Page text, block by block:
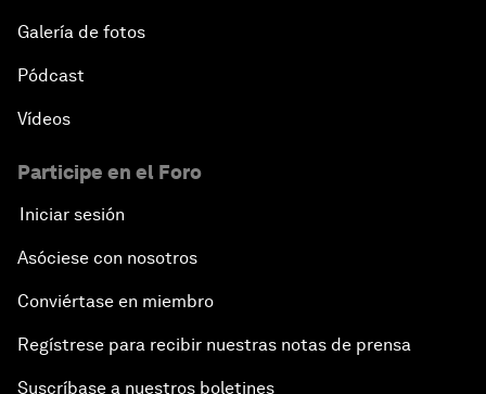
Galería de fotos
Pódcast
Vídeos
Participe en el Foro
Iniciar sesión
Asóciese con nosotros
Conviértase en miembro
Regístrese para recibir nuestras notas de prensa
Suscríbase a nuestros boletines